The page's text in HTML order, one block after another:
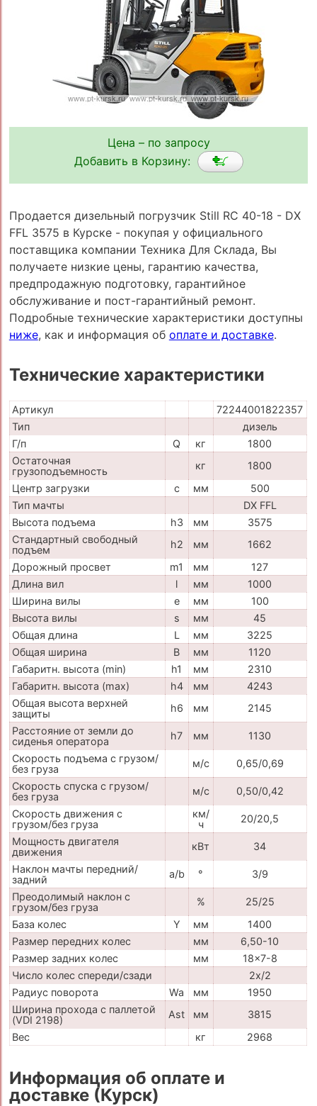
Цена – по запросу
Добавить в Корзину:
Продается дизельный погрузчик Still RC 40-18 - DX
FFL 3575 в Курске - покупая у официального
поставщика компании Техника Для Склада, Вы
получаете низкие цены, гарантию качества,
предпродажную подготовку, гарантийное
обслуживание и пост-гарантийный ремонт.
Подробные технические характеристики доступны
ниже, как и информация об оплате и доставке.
Технические характеристики
Артикул
72244001822357
Тип
дизель
Г/п
Q кг
1800
Остаточная
грузоподъемность
кг
1800
Центр загрузки
c мм
500
Тип мачты
DX FFL
Высота подъема
h3 мм
3575
Стандартный свободный
подъем
h2 мм
1662
Дорожный просвет
m1 мм
127
Длина вил
l мм
1000
Ширина вилы
e мм
100
Высота вилы
s мм
45
Общая длина
L мм
3225
Общая ширина
B мм
1120
Габаритн. высота (min)
h1 мм
2310
Габаритн. высота (max)
h4 мм
4243
Общая высота верхней
защиты
h6 мм
2145
Расстояние от земли до
сиденья оператора
h7 мм
1130
Скорость подъема с грузом/
без груза
м/с
0,65/0,69
Скорость спуска с грузом/
без груза
м/с
0,50/0,42
Скорость движения с
грузом/без груза
км/
ч
20/20,5
Мощность двигателя
движения
кВт
34
Наклон мачты передний/
задний
a/b °
3/9
Преодолимый наклон с
грузом/без груза
%
25/25
База колес
Y мм
1400
Размер передних колес
мм
6,50-10
Размер задних колес
мм
18x7-8
Число колес спереди/сзади
2x/2
Радиус поворота
Wa мм
1950
Ширина прохода с паллетой
(VDI 2198)
Ast мм
3815
Вес
кг 2968
Информация об оплате и
доставке (Курск)